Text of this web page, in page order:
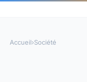
Accueil›Société